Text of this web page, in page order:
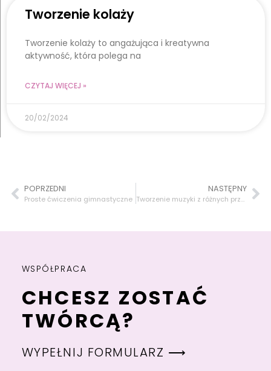
Tworzenie kolaży
Tworzenie kolaży to angażująca i kreatywna
aktywność, która polega na
CZYTAJ WIĘCEJ »
20/02/2024
POPRZEDNI
Proste ćwiczenia gimnastyczne
NASTĘPNY
Tworzenie muzyki z różnych przedmiotów domowych
WSPÓŁPRACA
CHCESZ ZOSTAĆ
TWÓRCĄ?
WYPEŁNIJ FORMULARZ ⟶